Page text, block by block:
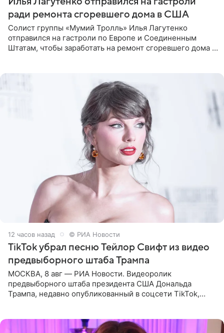
ради ремонта сгоревшего дома в США
Солист группы «Мумий Тролль» Илья Лагутенко
отправился на гастроли по Европе и Соединенным
Штатам, чтобы заработать на ремонт сгоревшего дома в
12 часов назад © РИА Новости
TikTok убрал песню Тейлор Свифт из видео
предвыборного штаба Трампа
МОСКВА, 8 авг — РИА Новости. Видеоролик
предвыборного штаба президента США Дональда
Трампа, недавно опубликованный в соцсети TikTok,